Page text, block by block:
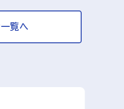
覧へ